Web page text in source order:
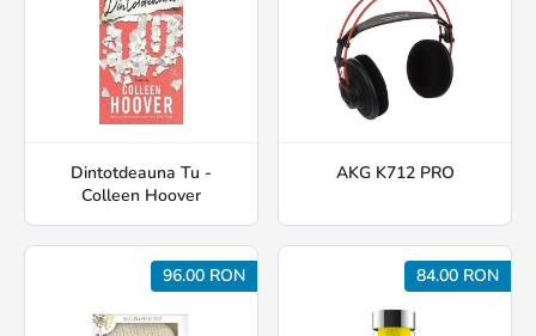
Dintotdeauna Tu -
Colleen Hoover
AKG K712 PRO
96.00 RON 84.00 RON